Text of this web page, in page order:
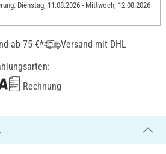
Dienstag, 11.08.2026 - Mittwoch, 12.08.2026
ab 75 €*
Versand mit DHL
Rechnung